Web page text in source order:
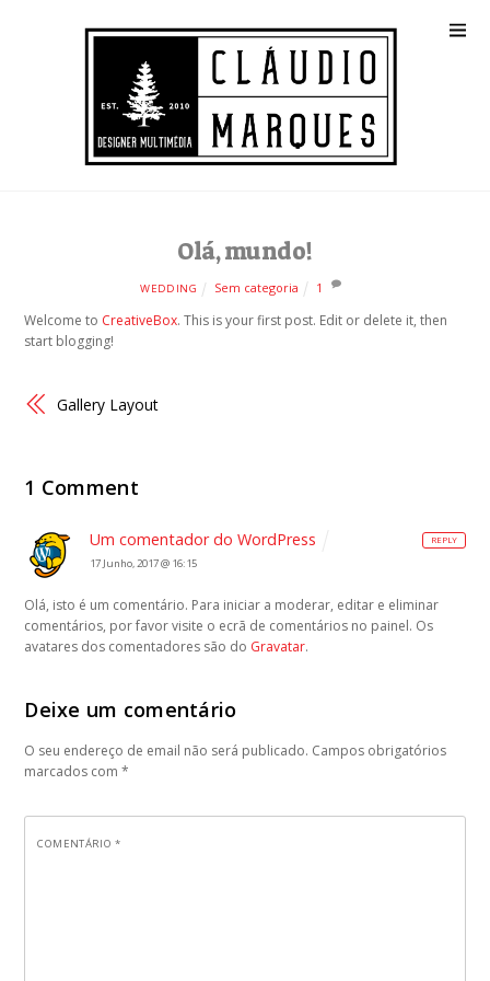
Olá, mundo!
WEDDING Sem categoria 1
Welcome to CreativeBox. This is your first post. Edit or delete it, then
start blogging!
Gallery Layout
1 Comment
Um comentador do WordPress
17 Junho, 2017 @ 16:15
Olá, isto é um comentário. Para iniciar a moderar, editar e eliminar
comentários, por favor visite o ecrã de comentários no painel. Os
avatares dos comentadores são do Gravatar.
REPLY
Deixe um comentário
O seu endereço de email não será publicado. Campos obrigatórios
marcados com*
COMENTÁRIO *